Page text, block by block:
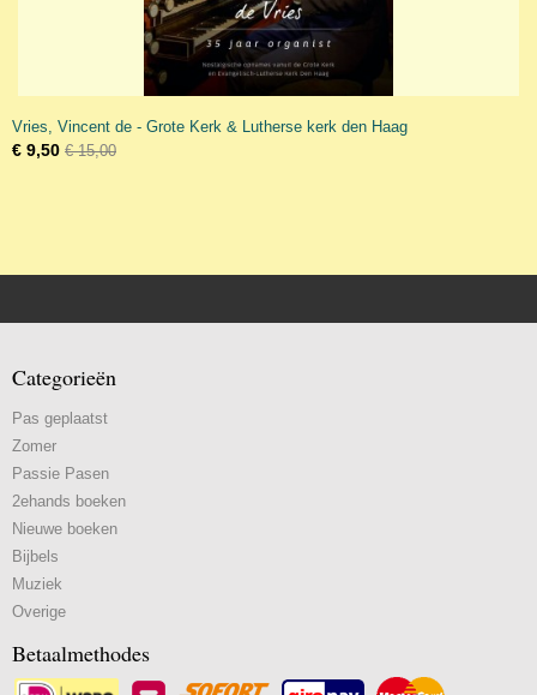
Vries, Vincent de - Grote Kerk & Lutherse kerk den Haag
€ 9,50 € 15,00
Categorieën
Pas geplaatst
Zomer
Passie Pasen
2ehands boeken
Nieuwe boeken
Bijbels
Muziek
Overige
Betaalmethodes